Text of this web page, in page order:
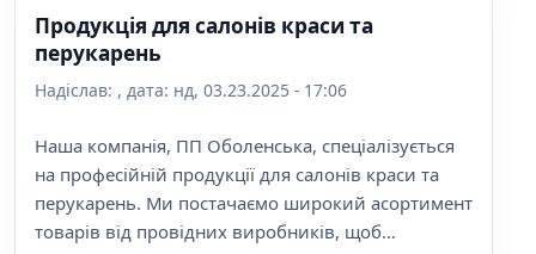
Продукція для салонів краси та
перукарень
Надіслав: , дата: нд, 03.23.2025 - 17:06
Наша компанія, ПП Оболенська, спеціалізується
на професійній продукції для салонів краси та
перукарень. Ми постачаємо широкий асортимент
товарів від провідних виробників, щоб